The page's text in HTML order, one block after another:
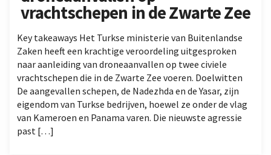
vrachtschepen in de Zwarte Zee
Key takeaways Het Turkse ministerie van Buitenlandse
Zaken heeft een krachtige veroordeling uitgesproken
naar aanleiding van droneaanvallen op twee civiele
vrachtschepen die in de Zwarte Zee voeren. Doelwitten
De aangevallen schepen, de Nadezhda en de Yasar, zijn
eigendom van Turkse bedrijven, hoewel ze onder de vlag
van Kameroen en Panama varen. Die nieuwste agressie
past […]